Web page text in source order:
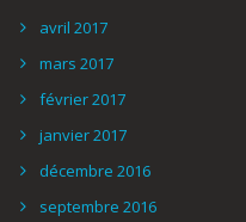
avril 2017
mars 2017
février 2017
janvier 2017
décembre 2016
septembre 2016